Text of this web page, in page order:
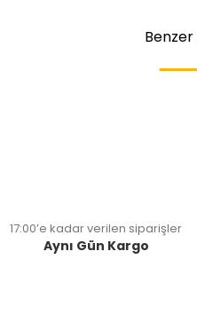
Benzer
17:00’e kadar verilen siparişler
Aynı Gün Kargo